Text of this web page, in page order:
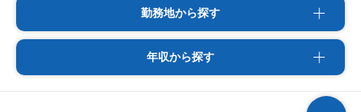
勤務地から探す
年収から探す